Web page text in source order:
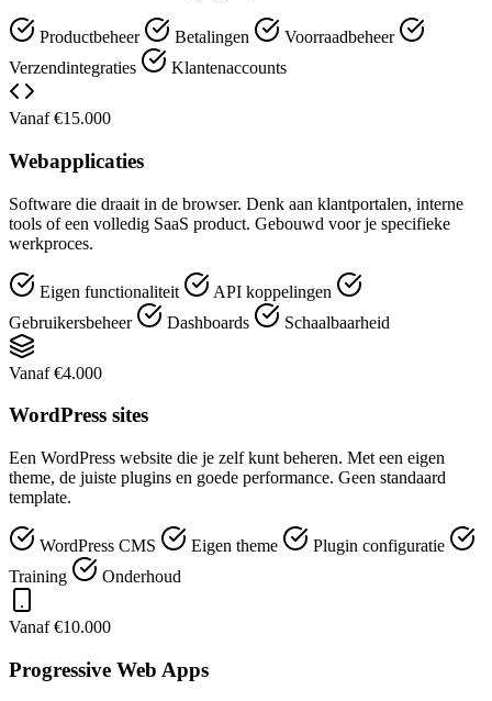
Productbeheer Betalingen
Voorraadbeheer
Verzendintegraties
Klantenaccounts
Vanaf €15.000
Webapplicaties
Software die draait in de browser. Denk aan klantportalen, interne
tools of een volledig SaaS product. Gebouwd voor je specifieke
werkproces.
Eigen functionaliteit
API koppelingen
Gebruikersbeheer
Dashboards Schaalbaarheid
Vanaf €4.000
WordPress sites
Een WordPress website die je zelf kunt beheren. Met een eigen
theme, de juiste plugins en goede performance. Geen standaard
template.
WordPress CMS Eigen theme
Plugin configuratie
Training
Onderhoud
Vanaf €10.000
Progressive Web Apps